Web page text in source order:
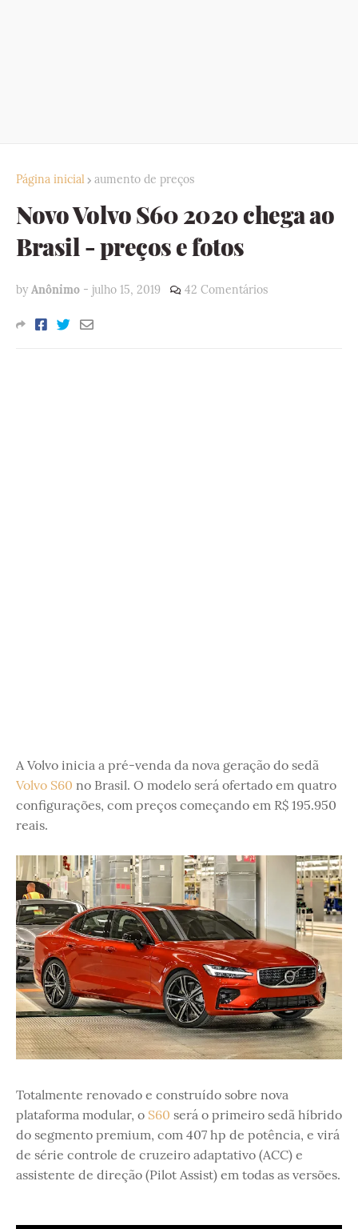
Página inicial aumento de preços
Novo Volvo S60 2020 chega ao
Brasil - preços e fotos
by Anônimo - julho 15, 2019 42 Comentários
A Volvo inicia a pré-venda da nova geração do sedã
Volvo S60 no Brasil. O modelo será ofertado em quatro
configurações, com preços começando em R$ 195.950
reais.
Totalmente renovado e construído sobre nova
plataforma modular, o S60 será o primeiro sedã híbrido
do segmento premium, com 407 hp de potência, e virá
de série controle de cruzeiro adaptativo (ACC) e
assistente de direção (Pilot Assist) em todas as versões.